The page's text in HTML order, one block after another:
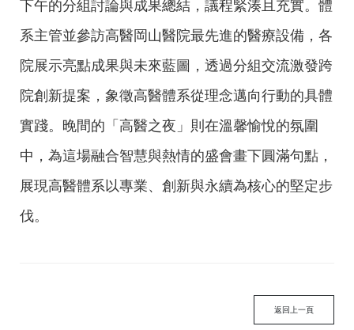
下午的分組討論與成果總結，議程緊湊且充實。體
系主管並參訪高醫岡山醫院最先進的醫療設備，各
院展示亮點成果與未來藍圖，透過分組交流激發跨
院創新提案，象徵高醫體系從理念邁向行動的具體
實踐。晚間的「高醫之夜」則在溫馨愉悅的氛圍
中，為這場融合智慧與熱情的盛會畫下圓滿句點，
展現高醫體系以專業、創新與永續為核心的堅定步
伐。
返回上一頁